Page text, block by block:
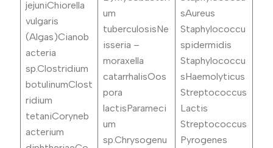
jejuniChiorella
vulgaris
(Algas)Cianob
acteria
sp.Clostridium
botulinumClost
ridium
tetaniCoryneb
acterium
um
tuberculosisNe
isseria –
moraxella
catarrhalisOos
pora
lactisParameci
um
sp.Chrysogenu
sAureus
Staphylococcu
spidermidis
Staphylococcu
sHaemolyticus
Streptococcus
Lactis
Streptococcus
Pyrogenes